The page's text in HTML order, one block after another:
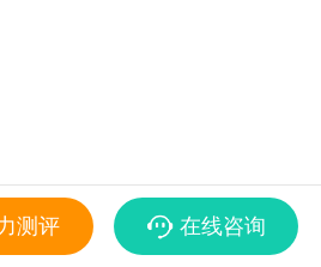
测评 在线咨询